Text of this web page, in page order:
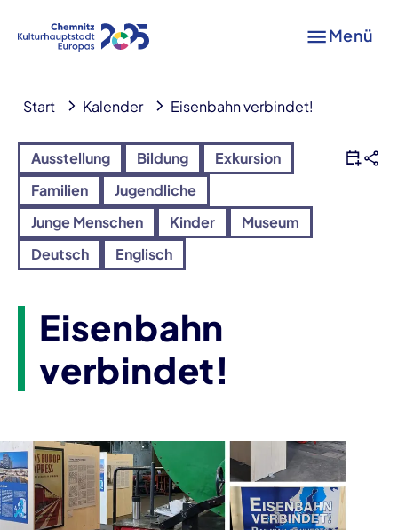
Menü
Start Kalender Eisenbahn verbindet!
Ausstellung Bildung
Exkursion
Familien
Jugendliche
Junge Menschen
Kinder
Museum
Deutsch
Englisch
Eisenbahn
verbindet!